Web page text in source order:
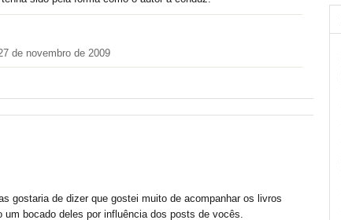
de novembro de 2009
gostaria de dizer que gostei muito de acompanhar os livros
um bocado deles por influência dos posts de vocês.